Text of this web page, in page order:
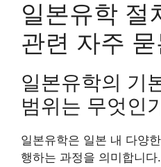
일본유학 절
관련 자주
일본유학의 기
범위는 무엇인
일본유학은 일본 내 다양
행하는 과정을 의미합니